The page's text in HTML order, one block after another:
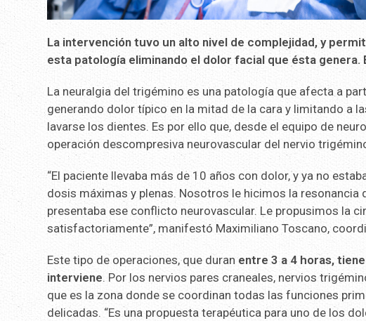
La intervención tuvo un alto nivel de complejidad, y
esta patología eliminando el dolor facial que ésta
La neuralgia del trigémino es una patología que afecta a
generando dolor típico en la mitad de la cara y limitando a
lavarse los dientes. Es por ello que, desde el equipo de
operación descompresiva neurovascular del nervio
“El paciente llevaba más de 10 años con dolor, y ya no
dosis máximas y plenas. Nosotros le hicimos la
presentaba ese conflicto neurovascular. Le propusimos la
satisfactoriamente”, manifestó Maximiliano Toscano,
Este tipo de operaciones, que duran entre 3 a 4 horas,
interviene. Por los nervios pares craneales, nervios
que es la zona donde se coordinan todas las funciones
delicadas. “Es una propuesta terapéutica para uno de los